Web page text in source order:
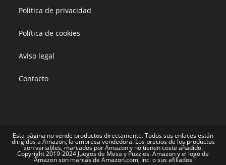
Política de privacidad
Política de cookies
Aviso legal
Contacto
Esta página no vende productos directamente. Todos sus enlaces están
dirigidos a Amazon, la empresa vendedora. Los precios de los productos
son variables, marcados por Amazon y no tienen coste añadido.
Copyright 2019-2024 Juegos de Mesa y Puzzles. Amazon y el logo de
Amazon son marcas de Amazon.com, Inc. o sus afiliados